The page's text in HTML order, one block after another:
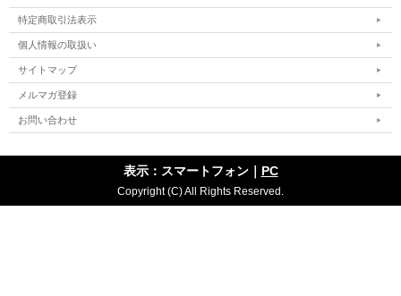
特定商取引法表示
個人情報の取扱い
サイトマップ
メルマガ登録
お問い合わせ
表示：スマートフォン｜ PC
Copyright (C) All Rights Reserved.